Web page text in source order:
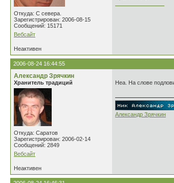
Откуда: С севера.
Зарегистрирован: 2006-08-15
Сообщений: 15171
Вебсайт
Неактивен
2006-08-24 16:44:55
Александр Зрячкин
Хранитель традиций
Откуда: Саратов
Зарегистрирован: 2006-02-14
Сообщений: 2849
Вебсайт
Неа. На слове
Александр Зрячкин
Неактивен